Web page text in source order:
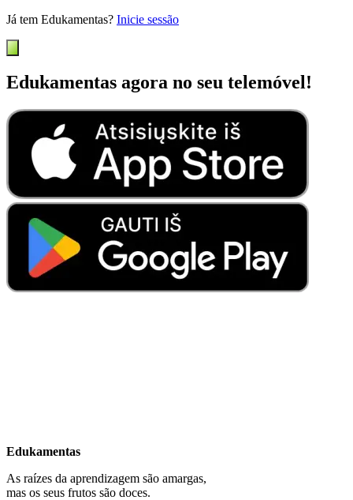
Já tem Edukamentas? Inicie sessão
Edukamentas agora no seu telemóvel!
Edukamentas
As raízes da aprendizagem são amargas,
mas os seus frutos são doces.